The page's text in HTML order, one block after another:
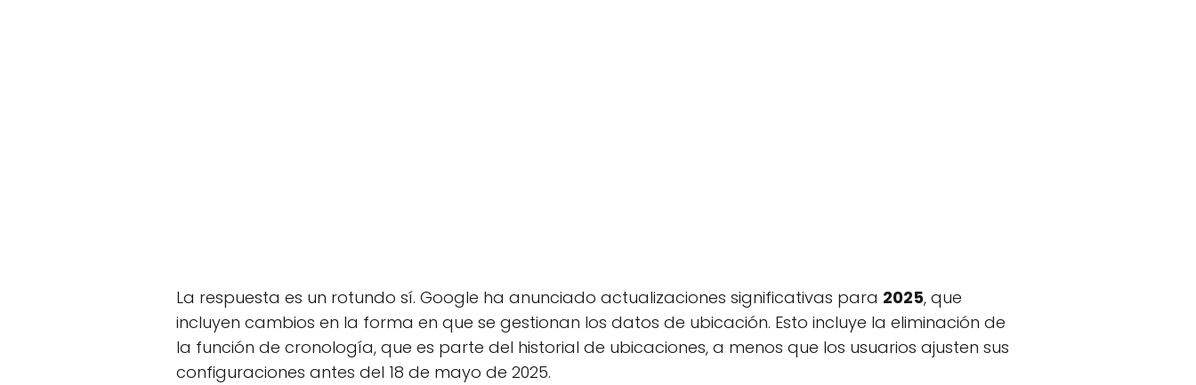
La respuesta es un rotundo sí. Google ha anunciado actualizaciones significativas para 2025, que
incluyen cambios en la forma en que se gestionan los datos de ubicación. Esto incluye la eliminación de
la función de cronología, que es parte del historial de ubicaciones, a menos que los usuarios ajusten sus
configuraciones antes del 18 de mayo de 2025.